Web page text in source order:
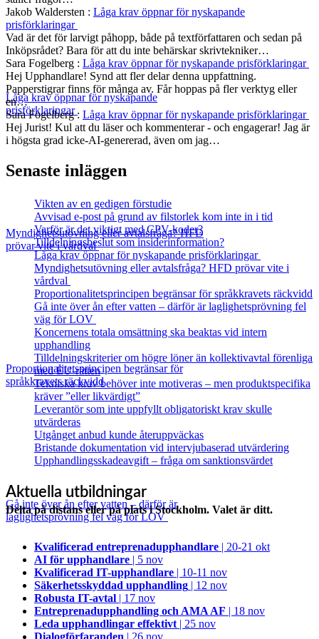
Låga krav öppnar för nyskapande
prisförklaringar
Myndighetsutövning eller avtalsfråga? HFD
prövar vite i vårdval
Proportionalitetsprincipen begränsar för
språkkravets räckvidd
Gå inte över ån efter vatten – därför är
laglighetsprövning fel väg för LOV
Jakob Waldersten : Låga krav öppnar för nyskapande
prisförklaringar
Vad är det för larvigt påhopp, både på textförfattaren och sedan på
Inköpsrådet? Bara för att du inte behärskar skrivtekniker…
Sara Fogelberg : Låga krav öppnar för nyskapande prisförklaringar
Hej Upphandlare! Synd att fler delar denna uppfattning.
Papperstigrar finns för många av. Får hoppas på fler verktyg eller
en…
Sara Fogelberg: Låga krav öppnar för nyskapande prisförklaringar
Hej Jurist! Kul att du läser och kommenterar - och engagerar! Jag är
i högsta grad icke-AI-genererad, även om jag…
Senaste inläggen
Vikten av en gedigen förstudie
Avvisad e-post på grund av filstorlek kom inte in i tid
Varför är det viktigt med CPV-koder?
Tilldelningsbeslut som insiderinformation?
Låga krav öppnar för nyskapande prisförklaringar
Myndighetsutövning eller avtalsfråga? HFD prövar vite i
vårdval
Proportionalitetsprincipen begränsar för språkkravets räckvidd
Gå inte över ån efter vatten – därför är laglighetsprövning fel
väg för LOV
Koncernens totala omsättning ska beaktas vid intern
upphandling
Tilldelningskriterier om högre löner än kollektivavtal förenliga
med EU‑rätten
Tekniska krav behöver inte motiveras – men produktspecifika
kräver ”eller likvärdigt”
Leverantör som inte uppfyllt obligatoriskt krav skulle
utvärderas
Utgånget anbud kunde återuppväckas
Bristande dokumentation vid intervjubaserad utvärdering
Upphandlingsskadeavgift – fråga om sanktionsvärdet
Aktuella utbildningar
Delta på distans eller på plats i Stockholm. Valet är ditt.
Kvalificerad entreprenad­upphandlare | 20-21 okt
AI för upphandlare | 5 nov
Kvalificerad IT-upphandlare | 10-11 nov
Säkerhetsskyddad upphandling | 12 nov
Robusta IT-avtal | 17 nov
Entreprenadupphandling och AMA AF | 18 nov
Leda upphandlingar effektivt | 25 nov
Dialogförfaranden | 26 nov